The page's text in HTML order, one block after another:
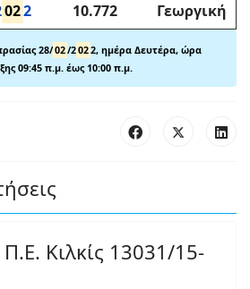
022 10.772 Γεωργική
28/02/2022, ημέρα Δευτέρα, ώρα
09:45 π.μ. έως 10:00 π.μ.
Κιλκίς 13031/15-